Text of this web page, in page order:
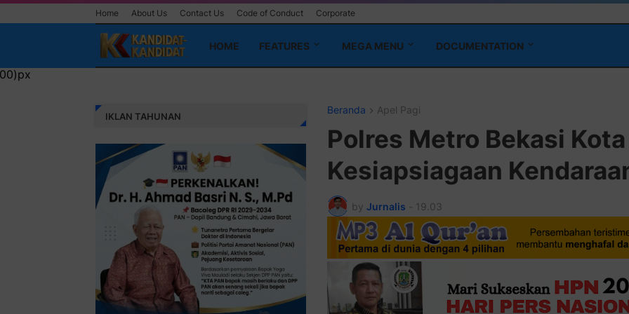
Home About Us Contact Us Code of Conduct Corporate
HOME FEATURES MEGA MENU DOCUMENTATION
Beranda Apel Pagi
Polres Metro Bekasi
Kesiapsiagaan
by Jurnalis - 19.03
IKLAN TAHUNAN